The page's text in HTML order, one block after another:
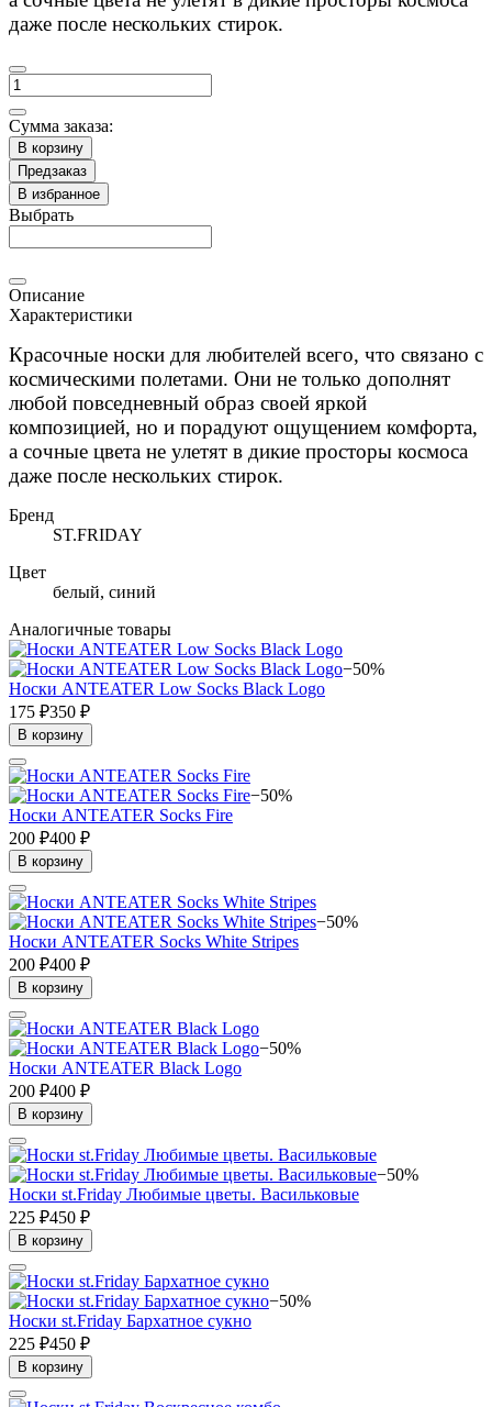
даже после нескольких стирок.
Сумма заказа:
В корзину
Предзаказ
В избранное
Выбрать
Описание
Характеристики
Красочные носки для любителей всего, что связано с
космическими полетами. Они не только дополнят
любой повседневный образ своей яркой
композицией, но и порадуют ощущением комфорта,
а сочные цвета не улетят в дикие просторы космоса
даже после нескольких стирок.
Бренд
ST.FRIDAY
Цвет
белый, синий
Аналогичные товары
−50%
Носки ANTEATER Low Socks Black Logo
175 ₽350 ₽
В корзину
−50%
Носки ANTEATER Socks Fire
200 ₽400 ₽
В корзину
−50%
Носки ANTEATER Socks White Stripes
200 ₽400 ₽
В корзину
−50%
Носки ANTEATER Black Logo
200 ₽400 ₽
В корзину
−50%
Носки st.Friday Любимые цветы. Васильковые
225 ₽450 ₽
В корзину
−50%
Носки st.Friday Бархатное сукно
225 ₽450 ₽
В корзину